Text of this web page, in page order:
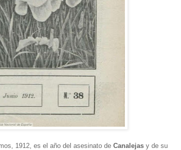
1912, es el año del asesinato de Canalejas y de su